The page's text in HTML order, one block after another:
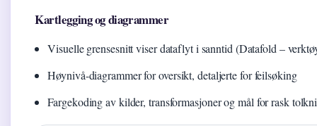
Kartlegging og diagrammer
Visuelle grensesnitt viser dataflyt i sanntid (Datafold –
Høynivå-diagrammer for oversikt, detaljerte for feilsøking
Fargekoding av kilder, transformasjoner og mål for rask